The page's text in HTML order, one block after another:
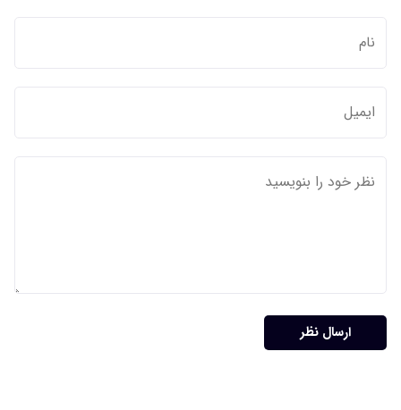
ارسال نظر